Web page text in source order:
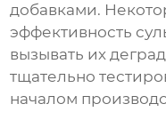
добавками.
эффективность
вызывать их
тщательно
началом